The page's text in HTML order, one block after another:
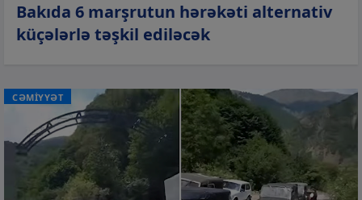
Bakıda 6 marşrutun hərəkəti alternativ
küçələrlə təşkil ediləcək
CƏMİYYƏT